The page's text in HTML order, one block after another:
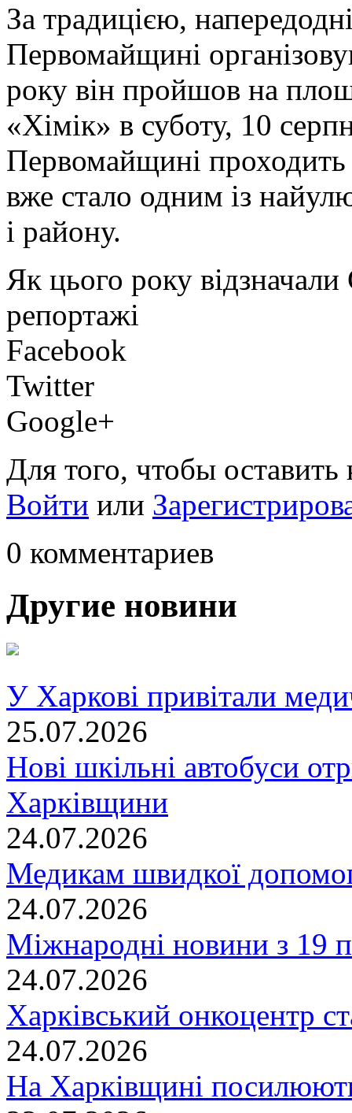
За традицією,
Первомайщині
року він пройшов на
«Хімік» в суботу, 10
Первомайщині проходить
вже стало одним із
і району.
Як цього року
репортажі
Facebook
Twitter
Google+
Для того, чтобы
Войти или
0 комментариев
Другие новини
У Харкові привітали
25.07.2026
Нові шкільні автобуси
Харківщини
24.07.2026
Медикам швидкої
24.07.2026
Міжнародні новини з 19
24.07.2026
Харківський онкоцентр
24.07.2026
На Харківщині